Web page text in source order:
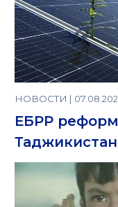
НОВОСТИ |
ЕБРР